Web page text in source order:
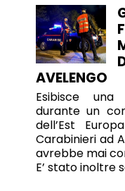
AVELENGO
Esibisce
durante un
dell’Est
Carabinieri ad
avrebbe mai
E’ stato inoltre